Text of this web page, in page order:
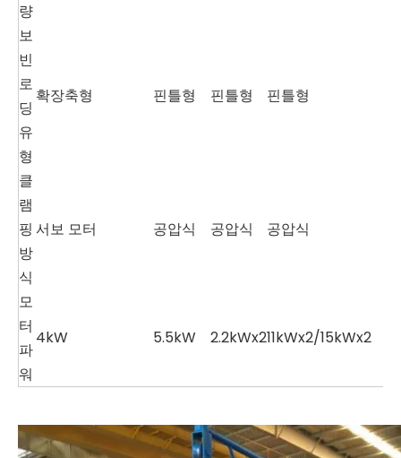
량
보
빈
로
딩
유
형
확장축형 핀틀형 핀틀형 핀틀형
클
램
핑
방
식
서보 모터 공압식 공압식 공압식
모
터
파
워
4kW 5.5kW 2.2kWx211kWx2/15kWx2